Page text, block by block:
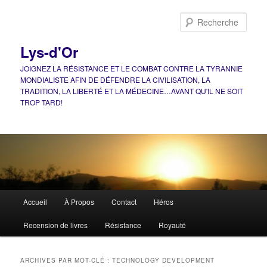
Lys-d'Or
JOIGNEZ LA RÉSISTANCE ET LE COMBAT CONTRE LA TYRANNIE
MONDIALISTE AFIN DE DÉFENDRE LA CIVILISATION, LA
TRADITION, LA LIBERTÉ ET LA MÉDECINE…AVANT QU'IL NE SOIT
TROP TARD!
principal
Accueil À Propos Contact Héros
Recension de livres Résistance Royauté
ARCHIVES PAR MOT-CLÉ :TECHNOLOGY DEVELOPMENT